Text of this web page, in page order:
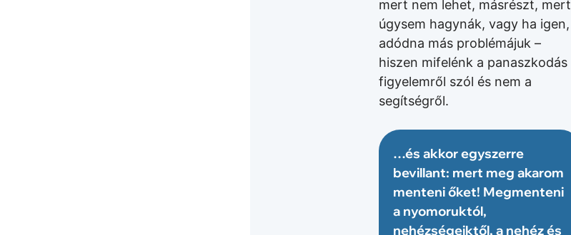
mert nem lehet, másrészt, mert
úgysem hagynák, vagy ha igen,
adódna más problémájuk –
hiszen mifelénk a panaszkodás
figyelemről szól és nem a
segítségről.
…és akkor egyszerre
bevillant: mert meg akarom
menteni őket! Megmenteni
a nyomoruktól,
nehézségeiktől, a nehéz és